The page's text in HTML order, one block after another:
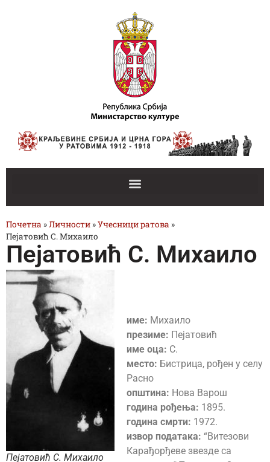
Почетна »Личности »Учесници ратова »
Пејатовић С. Михаило
Пејатовић С. Михаило
Пејатовић С. Михаило
име: Михаило
презиме: Пејатовић
име оца: С.
место: Бистрица, рођен у селу
Расно
општина: Нова Варош
година рођења: 1895.
година смрти: 1972.
извор података: “Витезови
Карађорђеве звезде са